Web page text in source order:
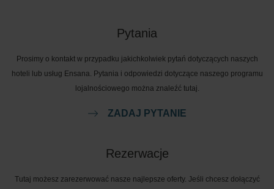
Pytania
Prosimy o kontakt w przypadku jakichkolwiek pytań dotyczących naszych
hoteli lub usług Ensana. Pytania i odpowiedzi dotyczące naszego programu
lojalnościowego można znaleźć tutaj.
ZADAJ PYTANIE
Rezerwacje
Tutaj możesz zarezerwować nasze najlepsze oferty. Jeśli chcesz dołączyć